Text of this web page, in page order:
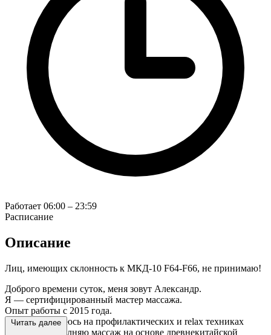
Работает 06:00 – 23:59
Расписание
Описание
Лиц, имеющих склонность к МКД-10 F64-F66, не принимаю!
Доброго времени суток, меня зовут Александр.
Я — сертифицированный мастер массажа.
Опыт работы с 2015 года.
Специализируюсь на профилактических и relax техниках
массажа. Выполняю массаж на основе древнекитайской
Читать далее